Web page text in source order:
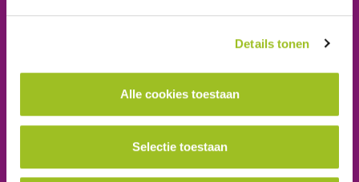
Details tonen
Alle cookies toestaan
Selectie toestaan
secretariaat@platformmobiliteitentransport.nl
Schrijf u in voor onze nieuwsbrief